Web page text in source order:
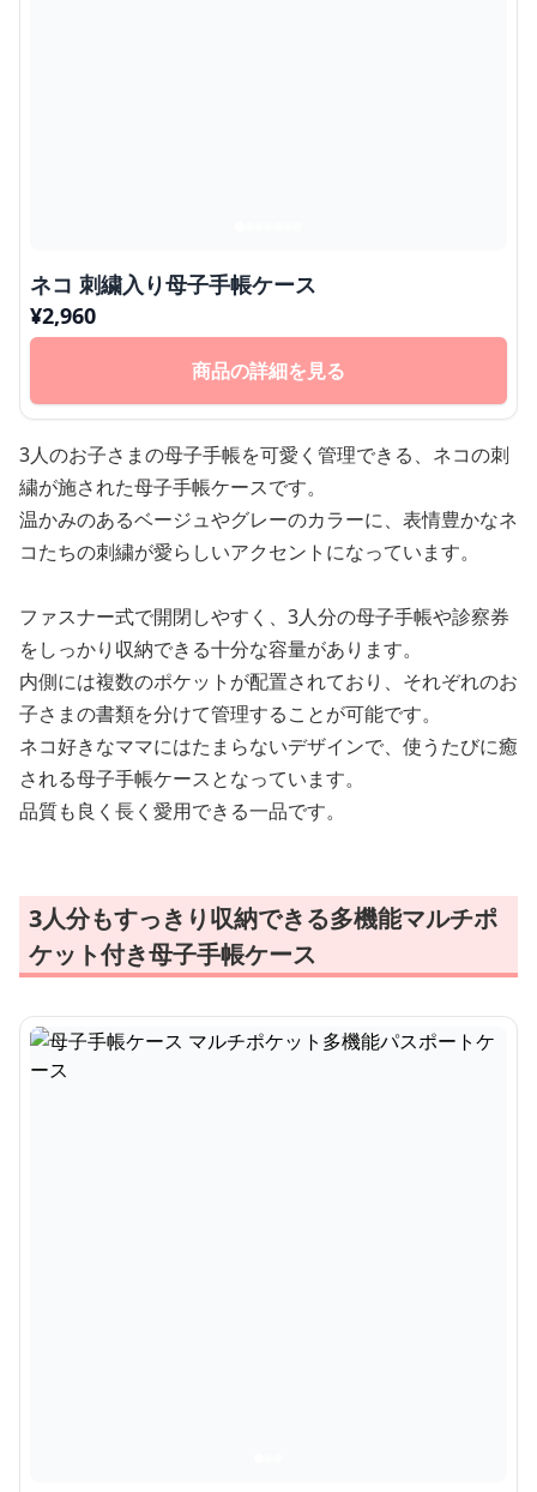
ネコ 刺繍入り母子手帳ケース
¥2,960
商品の詳細を見る
3人のお子さまの母子手帳を可愛く管理できる、ネコの刺
繍が施された母子手帳ケースです。
温かみのあるベージュやグレーのカラーに、表情豊かなネ
コたちの刺繍が愛らしいアクセントになっています。
ファスナー式で開閉しやすく、3人分の母子手帳や診察券
をしっかり収納できる十分な容量があります。
内側には複数のポケットが配置されており、それぞれのお
子さまの書類を分けて管理することが可能です。
ネコ好きなママにはたまらないデザインで、使うたびに癒
される母子手帳ケースとなっています。
品質も良く長く愛用できる一品です。
3人分もすっきり収納できる多機能マルチポ
ケット付き母子手帳ケース